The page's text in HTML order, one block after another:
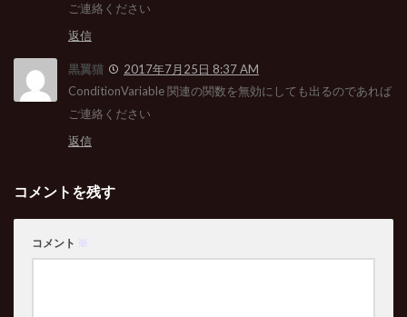
ご連絡ください
返信
黒翼猫
2017年7月25日 8:37 AM
ConditionVariable 関連の関数を無効にしても出るのであれば
ご連絡ください
返信
コメントを残す
コメント ※